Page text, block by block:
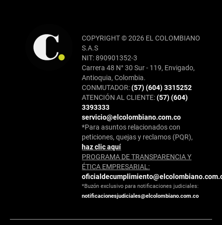
COPYRIGHT © 2026 EL COLOMBIANO
S.A.S
NIT: 890901352-3
Carrera 48 N° 30 Sur - 119, Envigado,
Antioquia, Colombia.
CONMUTADOR:(57) (604) 3315252
ATENCIÓN AL CLIENTE:(57) (604)
3393333
servicio@elcolombiano.com.co
*Para asuntos relacionados con
peticiones, quejas y reclamos (PQR),
haz clic aquí
PROGRAMA DE TRANSPARENCIA Y
ÉTICA EMPRESARIAL:
*Buzón exclusivo para notificaciones judiciales:
notificacionesjudiciales@elcolombiano.com.co